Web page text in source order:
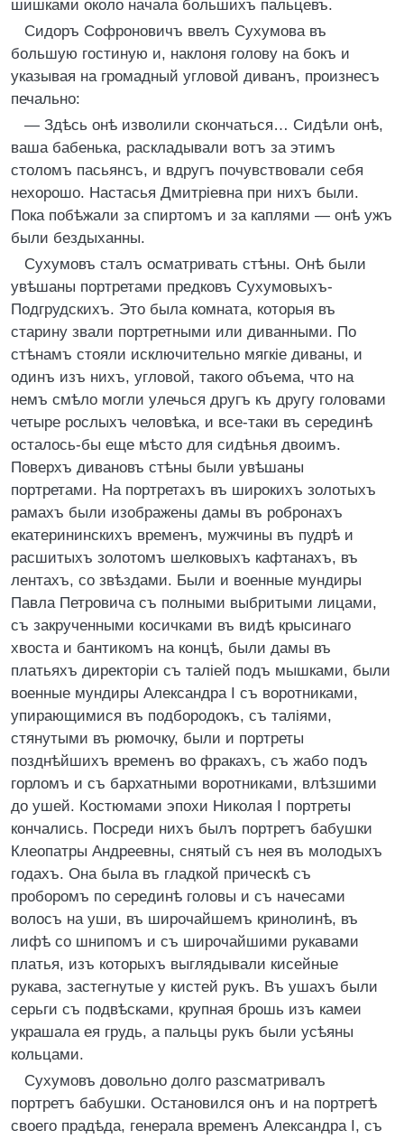
шишками около начала большихъ пальцевъ.
Сидоръ Софроновичъ ввелъ Сухумова въ
большую гостиную и, наклоня голову на бокъ и
указывая на громадный угловой диванъ, произнесъ
печально:
— Здѣсь онѣ изволили скончаться… Сидѣли онѣ,
ваша бабенька, раскладывали вотъ за этимъ
столомъ пасьянсъ, и вдругъ почувствовали себя
нехорошо. Настасья Дмитріевна при нихъ были.
Пока побѣжали за спиртомъ и за каплями — онѣ ужъ
были бездыханны.
Сухумовъ сталъ осматривать стѣны. Онѣ были
увѣшаны портретами предковъ Сухумовыхъ-
Подгрудскихъ. Это была комната, которыя въ
старину звали портретными или диванными. По
стѣнамъ стояли исключительно мягкіе диваны, и
одинъ изъ нихъ, угловой, такого объема, что на
немъ смѣло могли улечься другъ къ другу головами
четыре рослыхъ человѣка, и все-таки въ серединѣ
осталось-бы еще мѣсто для сидѣнья двоимъ.
Поверхъ дивановъ стѣны были увѣшаны
портретами. На портретахъ въ широкихъ золотыхъ
рамахъ были изображены дамы въ робронахъ
екатерининскихъ временъ, мужчины въ пудрѣ и
расшитыхъ золотомъ шелковыхъ кафтанахъ, въ
лентахъ, со звѣздами. Были и военные мундиры
Павла Петровича съ полными выбритыми лицами,
съ закрученными косичками въ видѣ крысинаго
хвоста и бантикомъ на концѣ, были дамы въ
платьяхъ директоріи съ таліей подъ мышками, были
военные мундиры Александра І съ воротниками,
упирающимися въ подбородокъ, съ таліями,
стянутыми въ рюмочку, были и портреты
позднѣйшихъ временъ во фракахъ, съ жабо подъ
горломъ и съ бархатными воротниками, влѣзшими
до ушей. Костюмами эпохи Николая І портреты
кончались. Посреди нихъ былъ портретъ бабушки
Клеопатры Андреевны, снятый съ нея въ молодыхъ
годахъ. Она была въ гладкой прическѣ съ
проборомъ по серединѣ головы и съ начесами
волосъ на уши, въ широчайшемъ кринолинѣ, въ
лифѣ со шнипомъ и съ широчайшими рукавами
платья, изъ которыхъ выглядывали кисейные
рукава, застегнутые у кистей рукъ. Въ ушахъ были
серьги съ подвѣсками, крупная брошь изъ камеи
украшала ея грудь, а пальцы рукъ были усѣяны
кольцами.
Сухумовъ довольно долго разсматривалъ
портретъ бабушки. Остановился онъ и на портретѣ
своего прадѣда, генерала временъ Александра I, съ